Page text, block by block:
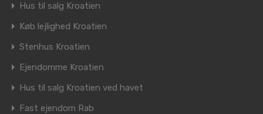
Hus til salg Kroatien
Køb lejlighed Kroatien
Stenhus Kroatien
Ejendomme Kroatien
Hus til salg Kroatien ved havet
Fast ejendom Rab